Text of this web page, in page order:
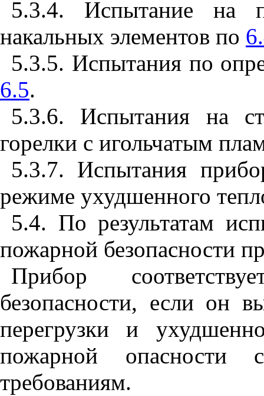
5.3.4. Испытание на
накальных элементов по
5.3.5. Испытания по
6.5.
5.3.6. Испытания на
горелки с игольчатым
5.3.7. Испытания
режиме ухудшенного
5.4. По результатам
пожарной безопасности
Прибор
безопасности, если он
перегрузки и
пожарной опасности
требованиям.